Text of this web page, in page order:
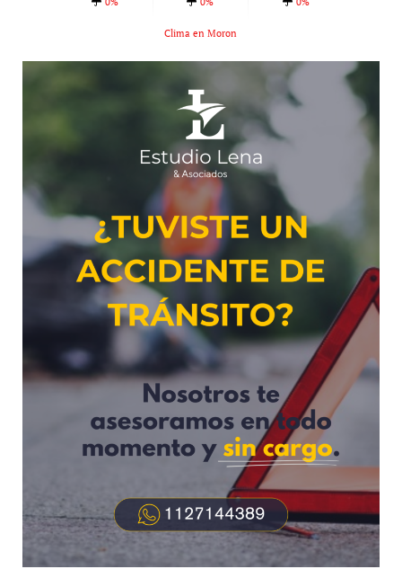
Clima en Moron